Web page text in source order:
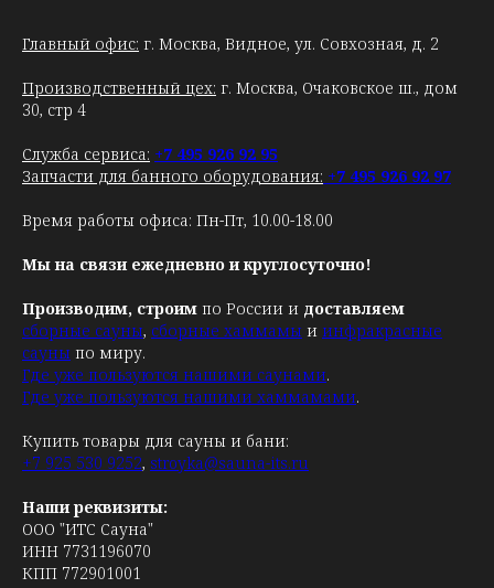
Главный офис: г. Москва, Видное, ул. Совхозная, д. 2
Производственный цех: г. Москва, Очаковское ш., дом
30, стр 4
Служба сервиса: +7 495 926 92 95
Запчасти для банного оборудования: +7 495 926 92 97
Время работы офиса: Пн-Пт, 10.00-18.00
Мы на связи ежедневно и круглосуточно!
Производим, строим по России и доставляем
сборные сауны, сборные хаммамы и инфракрасные
сауны по миру.
Где уже пользуются нашими саунами.
Где уже пользуются нашими хаммамами.
Купить товары для сауны и бани:
+7 925 530 9252, stroyka@sauna-its.ru
Наши реквизиты:
ООО "ИТС Сауна"
ИНН 7731196070
КПП 772901001